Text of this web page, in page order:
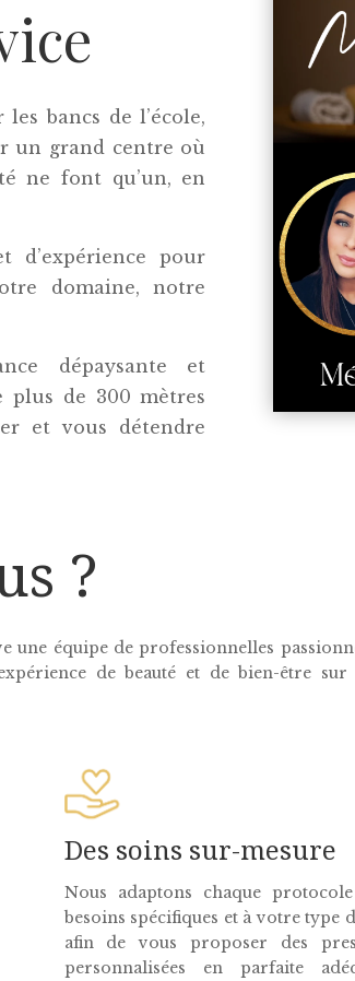
bancs de l’école,
un grand centre où
ne font qu’un, en
d’expérience pour
domaine, notre
dépaysante et
plus de 300 mètres
et vous détendre
?
une équipe de professionnelles
de beauté et de bien-être
Des soins sur-mesure
Nous adaptons chaque
besoins spécifiques et à votre type
afin de vous proposer des
personnalisées en parfaite